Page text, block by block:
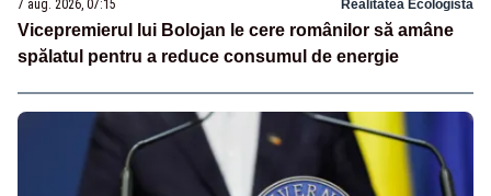
7 aug. 2026, 07:15 Realitatea Ecologista
Vicepremierul lui Bolojan le cere românilor să amâne
spălatul pentru a reduce consumul de energie